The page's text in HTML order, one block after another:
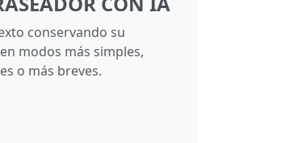
conservando su
modos más simples,
o más breves.